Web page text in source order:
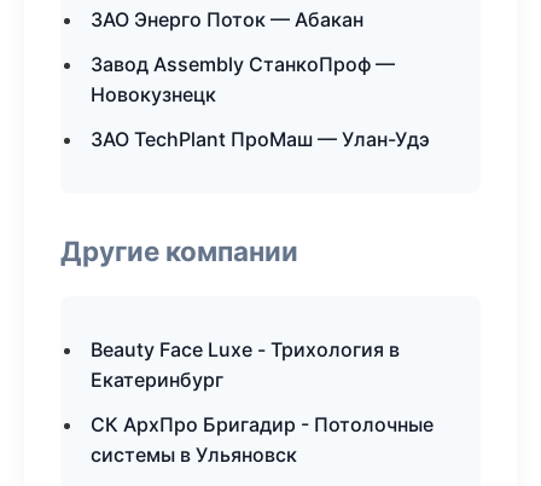
ЗАО Энерго Поток — Абакан
Завод Assembly СтанкоПроф —
Новокузнецк
ЗАО TechPlant ПроМаш — Улан-Удэ
Другие компании
Beauty Face Luxe - Трихология в
Екатеринбург
СК АрхПро Бригадир - Потолочные
системы в Ульяновск